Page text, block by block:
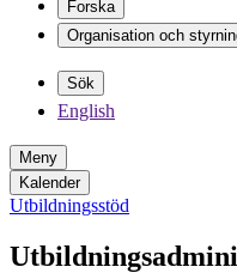
Forska
Organisation och
Sök
English
Meny
Kalender
Utbildningsstöd